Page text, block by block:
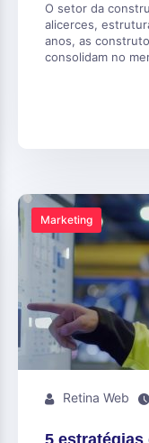
O setor da
alicerces,
anos, as
consolidam no
Marketing
Retina Web
5